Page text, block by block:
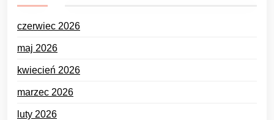
czerwiec 2026
maj 2026
kwiecień 2026
marzec 2026
luty 2026